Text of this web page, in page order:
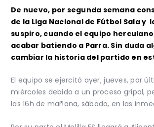
De nuevo, por segunda semana
de la Liga Nacional de Fútbol Sala y
suspiro, cuando el equipo
acabar batiendo a Parra. Sin duda
cambiar la historia del partido en
El equipo se ejercitó ayer, jueves, por
miércoles debido a un proceso gripal,
las 16h de mañana, sábado, en las